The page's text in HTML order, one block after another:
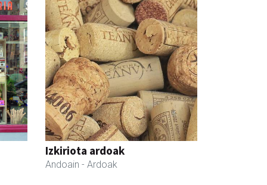
Izkiriota ardoak
Andoain - Ardoak